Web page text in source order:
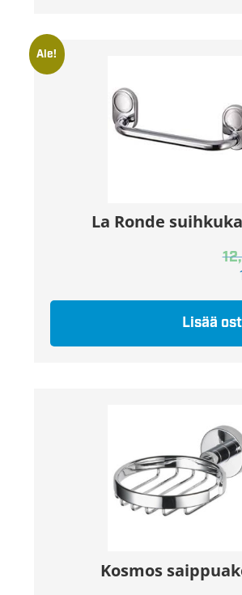
Ale!
La Ronde
Lisää
Kosmos